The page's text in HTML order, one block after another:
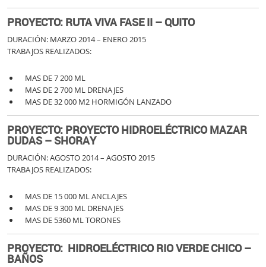
PROYECTO: RUTA VIVA FASE II – QUITO
DURACIÓN: MARZO 2014 – ENERO 2015
TRABAJOS REALIZADOS:
MAS DE 7 200 ML
MAS DE 2 700 ML DRENAJES
MAS DE 32 000 M2 HORMIGÓN LANZADO
PROYECTO: PROYECTO HIDROELÉCTRICO MAZAR
DUDAS – SHORAY
DURACIÓN: AGOSTO 2014 – AGOSTO 2015
TRABAJOS REALIZADOS:
MAS DE 15 000 ML ANCLAJES
MAS DE 9 300 ML DRENAJES
MAS DE 5360 ML TORONES
PROYECTO: HIDROELÉCTRICO RIO VERDE CHICO –
BAÑOS